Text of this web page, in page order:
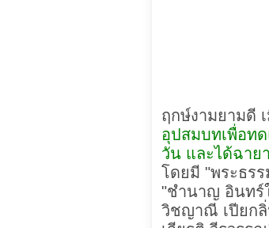
ฤกษ์งามยามดี
อุปสมบทเพื่อท
วัน และได้ฉาย
โดยมี "พระธร
"ชำนาญ อินทร์
วิชญาณี เปียกลิ่